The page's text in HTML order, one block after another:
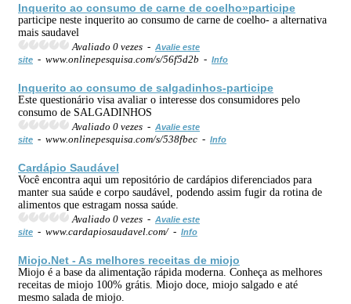
Inquerito ao consumo de carne de coelho»participe
participe neste inquerito ao consumo de carne de coelho- a alternativa
mais saudavel
Avaliado 0 vezes - Avalie este
site - www.onlinepesquisa.com/s/56f5d2b - Info
Inquerito ao consumo de salgadinhos-participe
Este questionário visa avaliar o interesse dos consumidores pelo
consumo de SALGADINHOS
Avaliado 0 vezes - Avalie este
site - www.onlinepesquisa.com/s/538fbec - Info
Cardápio Saudável
Você encontra aqui um repositório de cardápios diferenciados para
manter sua saúde e corpo saudável, podendo assim fugir da rotina de
alimentos que estragam nossa saúde.
Avaliado 0 vezes - Avalie este
site - www.cardapiosaudavel.com/ - Info
Miojo.Net - As melhores receitas de miojo
Miojo é a base da alimentação rápida moderna. Conheça as melhores
receitas de miojo 100% grátis. Miojo doce, miojo salgado e até
mesmo salada de miojo.